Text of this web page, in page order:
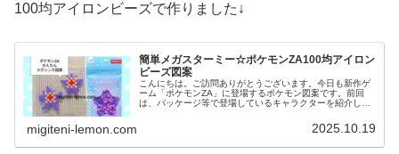
100均アイロンビーズで作りました↓
簡単メガスターミー☆ポケモンZA100均アイロン
ビーズ図案
こんにちは。ご訪問ありがとうございます。今日も新作ゲ
ーム「ポケモンZA」に登場するポケモン図案です。前回
は、パッケージ等で登場しているキャラクターを紹介しま
migiteni-lemon.com 2025.10.19